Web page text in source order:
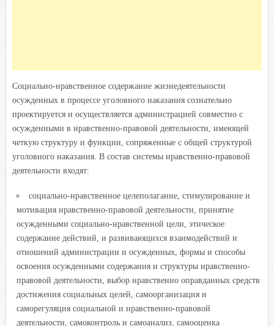
Социально-нравственное содержание жизнедеятельности
осужденных в процессе уголовного наказания сознательно
проектируется и осуществляется администрацией совместно с
осужденными в нравственно-правовой деятельности, имеющей
четкую структуру и функции, сопряженные с общей структурой
уголовного наказания. В состав системы нравственно-правовой
деятельности входят:
социально-нравственное целеполагание, стимулирование и
мотивация нравственно-правовой деятельности, принятие
осужденными социально-нравственной цели, этическое
содержание действий, и развивающихся взаимодействий и
отношений администрации и осужденных, формы и способы
освоения осужденными содержания и структуры нравственно-
правовой деятельности, выбор нравственно оправданных средств
достижения социальных целей, самоорганизация и
саморегуляция социальной и нравственно-правовой
деятельности, самоконтроль и самоанализ, самооценка